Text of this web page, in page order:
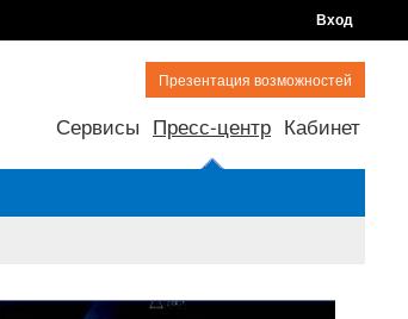
Вход
Презентация возможностей
Сервисы Пресс-центр Кабинет